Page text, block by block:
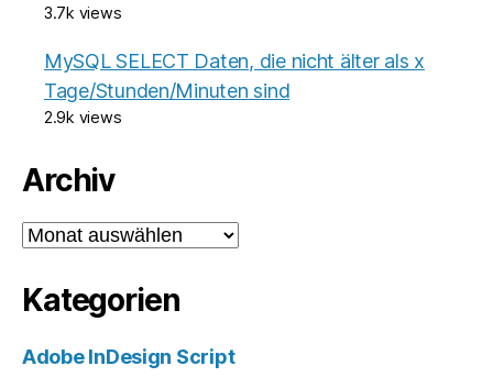
3.7k views
MySQL SELECT Daten, die nicht älter als x
Tage/Stunden/Minuten sind
2.9k views
Archiv
Archiv
Kategorien
Adobe InDesign Script